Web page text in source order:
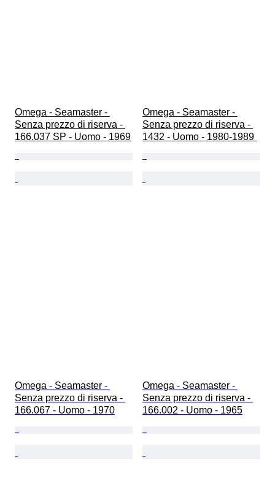
Omega - Seamaster -
Senza prezzo di riserva -
166.037 SP - Uomo - 1969
Omega - Seamaster -
Senza prezzo di riserva -
1432 - Uomo - 1980-1989
Omega - Seamaster -
Senza prezzo di riserva -
166.067 - Uomo - 1970
Omega - Seamaster -
Senza prezzo di riserva -
166.002 - Uomo - 1965